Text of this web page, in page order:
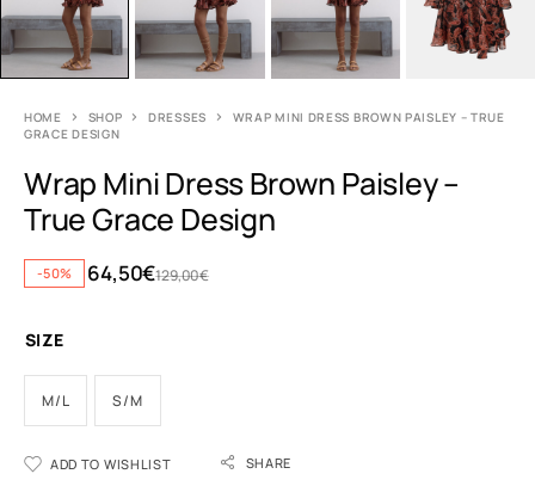
HOME SHOP DRESSES
WRAP MINI DRESS BROWN PAISLEY – TRUE
GRACE DESIGN
Wrap Mini Dress Brown Paisley –
True Grace Design
-50% 129,00€
64,50€
SIZE
M/L S/M
l
ADD TO WISHLIST SHARE